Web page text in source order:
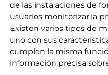
de las instalaciones de
usuarios monitorizar la
Existen varios tipos de
uno con sus
cumplen la misma
información precisa